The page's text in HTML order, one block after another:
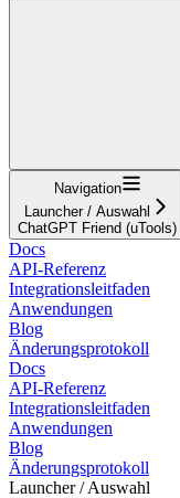
Navigation
Launcher / Auswahl
ChatGPT Friend (uTools)
Docs
API-Referenz
Integrationsleitfaden
Anwendungen
Blog
Änderungsprotokoll
Docs
API-Referenz
Integrationsleitfaden
Anwendungen
Blog
Änderungsprotokoll
Launcher / Auswahl